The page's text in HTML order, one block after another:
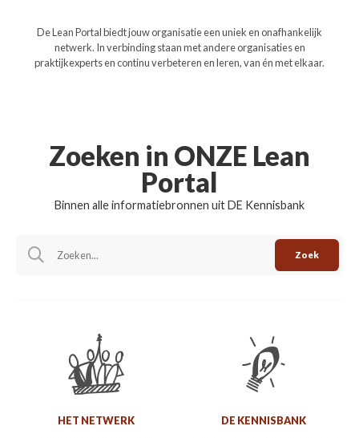
De Lean Portal biedt jouw organisatie een uniek en onafhankelijk
netwerk. In verbinding staan met andere organisaties en
praktijkexperts en continu verbeteren en leren, van én met elkaar.
Zoeken in ONZE Lean
Portal
Binnen alle informatiebronnen uit DE Kennisbank
Zoek
HET NETWERK DE KENNISBANK